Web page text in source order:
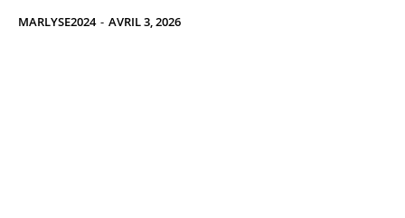
MARLYSE2024 - AVRIL 3, 2026